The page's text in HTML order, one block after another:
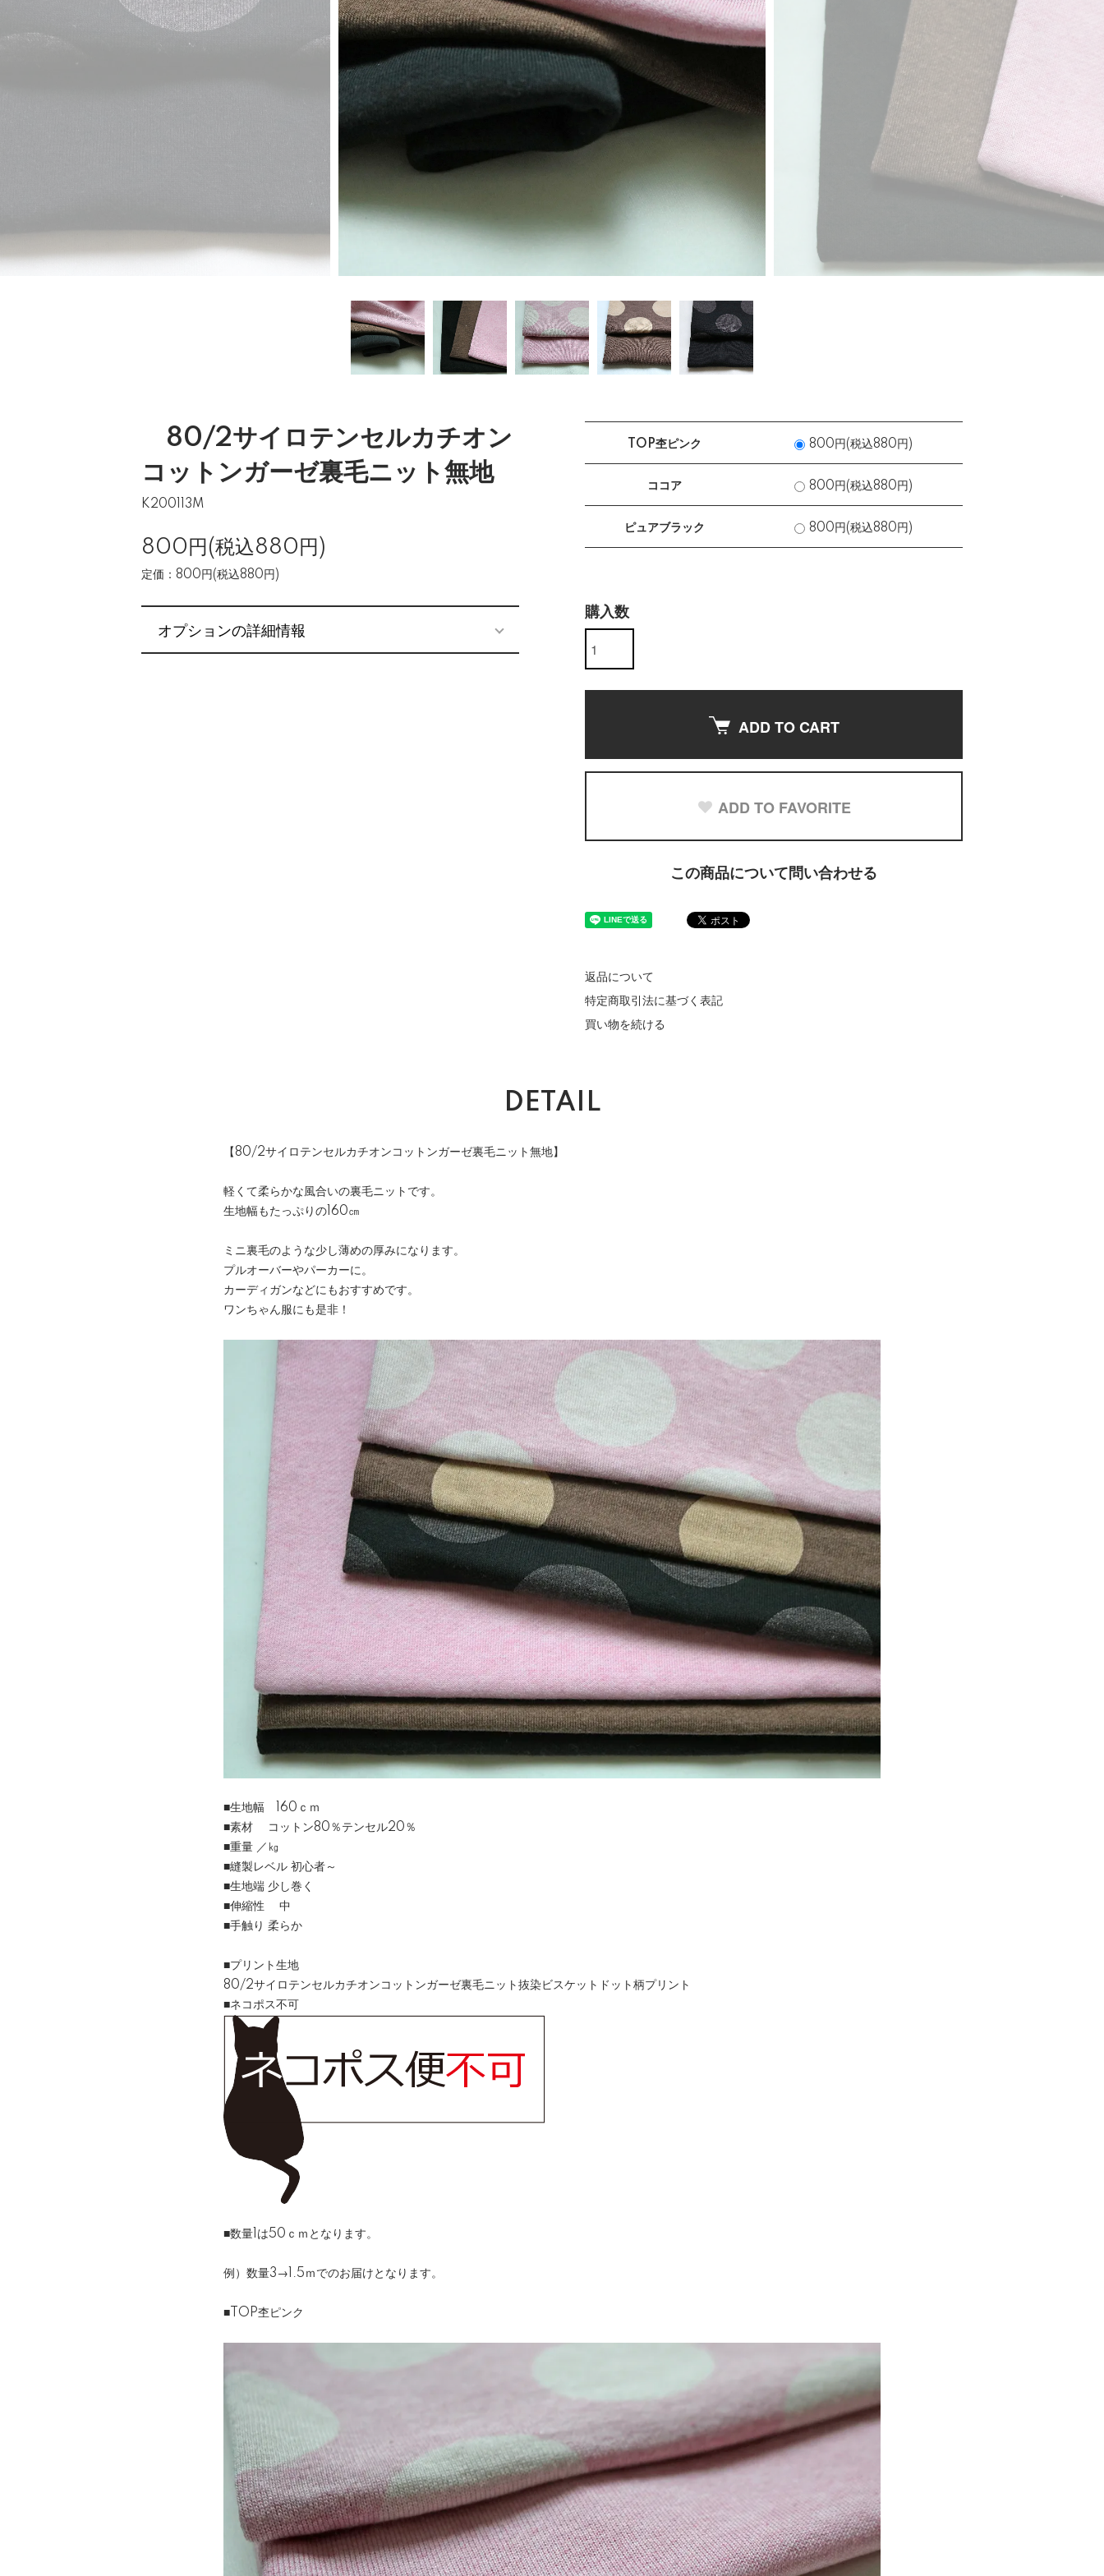
80/2サイロテンセルカチオン
コットンガーゼ裏毛ニット無地
K200113M
800円(税込880円)
定価：800円(税込880円)
オプションの詳細情報
TOP杢ピンク 800円(税込880円)
ココア 800円(税込880円)
ピュアブラック 800円(税込880円)
購入数
ADD TO CART
ADD TO FAVORITE
この商品について問い合わせる
返品について
特定商取引法に基づく表記
買い物を続ける
DETAIL
【80/2サイロテンセルカチオンコットンガーゼ裏毛ニット無地】
軽くて柔らかな風合いの裏毛ニットです。
生地幅もたっぷりの160㎝
ミニ裏毛のような少し薄めの厚みになります。
プルオーバーやパーカーに。
カーディガンなどにもおすすめです。
ワンちゃん服にも是非！
■生地幅 160ｃｍ
■素材 コットン80％テンセル20％
■重量 ／㎏
■縫製レベル 初心者～
■生地端 少し巻く
■伸縮性 中
■手触り 柔らか
■プリント生地
80/2サイロテンセルカチオンコットンガーゼ裏毛ニット抜染ビスケットドット柄プリント
■ネコポス不可
■数量1は50ｃｍとなります。
例）数量3→1.5ｍでのお届けとなります。
■TOP杢ピンク